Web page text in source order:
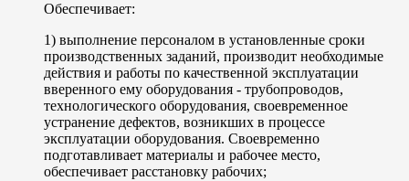
Обеспечивает:
1) выполнение персоналом в установленные сроки
производственных заданий, производит необходимые
действия и работы по качественной эксплуатации
вверенного ему оборудования - трубопроводов,
технологического оборудования, своевременное
устранение дефектов, возникших в процессе
эксплуатации оборудования. Своевременно
подготавливает материалы и рабочее место,
обеспечивает расстановку рабочих;